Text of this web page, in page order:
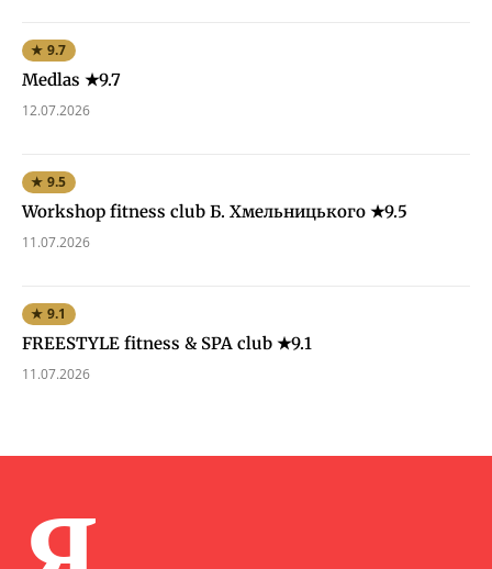
★ 9.7
Medlas ★9.7
12.07.2026
★ 9.5
Workshop fitness club Б. Хмельницького ★9.5
11.07.2026
★ 9.1
FREESTYLE fitness & SPA club ★9.1
11.07.2026